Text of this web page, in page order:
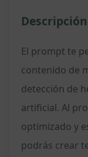
El prompt te
contenido de
detección de
artificial. Al
optimizado y
podrás crear